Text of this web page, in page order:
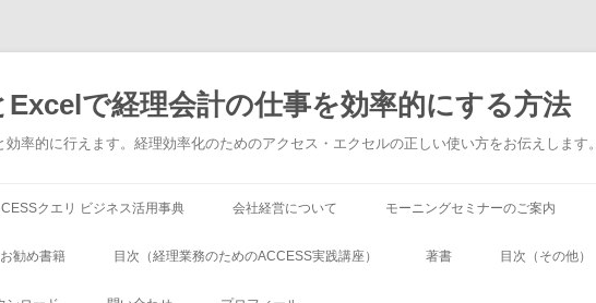
で経理会計の仕事を効率的にする方法
率的に行えます。経理効率化のためのアクセス・エクセルの正しい使い方をお伝えします。
クエリ ビジネス活用事典 会社経営について モーニングセミナーのご案内
お勧め書籍 目次（経理業務のためのACCESS実践講座） 著書 目次（その他）